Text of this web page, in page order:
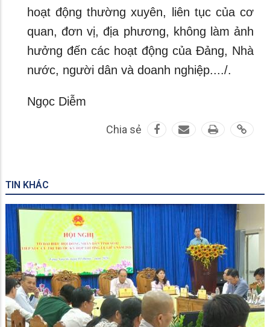
hoạt động thường xuyên, liên tục của cơ
quan, đơn vị, địa phương, không làm ảnh
hưởng đến các hoạt động của Đảng, Nhà
nước, người dân và doanh nghiệp..../.
Ngọc Diễm
Chia sẻ
TIN KHÁC